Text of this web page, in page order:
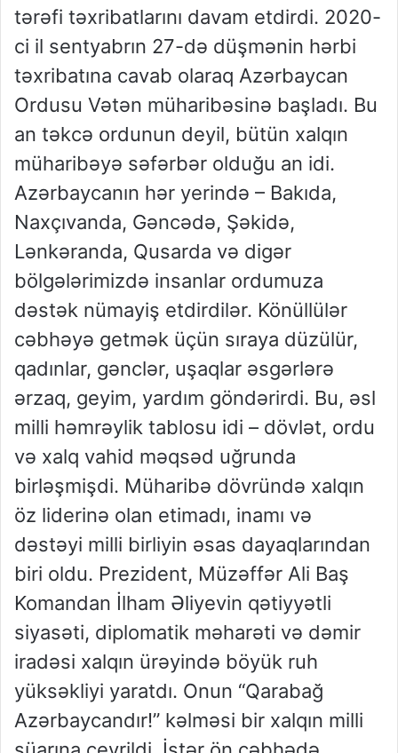
tərəfi təxribatlarını davam etdirdi. 2020-
ci il sentyabrın 27-də düşmənin hərbi
təxribatına cavab olaraq Azərbaycan
Ordusu Vətən müharibəsinə başladı. Bu
an təkcə ordunun deyil, bütün xalqın
müharibəyə səfərbər olduğu an idi.
Azərbaycanın hər yerində – Bakıda,
Naxçıvanda, Gəncədə, Şəkidə,
Lənkəranda, Qusarda və digər
bölgələrimizdə insanlar ordumuza
dəstək nümayiş etdirdilər. Könüllülər
cəbhəyə getmək üçün sıraya düzülür,
qadınlar, gənclər, uşaqlar əsgərlərə
ərzaq, geyim, yardım göndərirdi. Bu, əsl
milli həmrəylik tablosu idi – dövlət, ordu
və xalq vahid məqsəd uğrunda
birləşmişdi. Müharibə dövründə xalqın
öz liderinə olan etimadı, inamı və
dəstəyi milli birliyin əsas dayaqlarından
biri oldu. Prezident, Müzəffər Ali Baş
Komandan İlham Əliyevin qətiyyətli
siyasəti, diplomatik məharəti və dəmir
iradəsi xalqın ürəyində böyük ruh
yüksəkliyi yaratdı. Onun “Qarabağ
Azərbaycandır!” kəlməsi bir xalqın milli